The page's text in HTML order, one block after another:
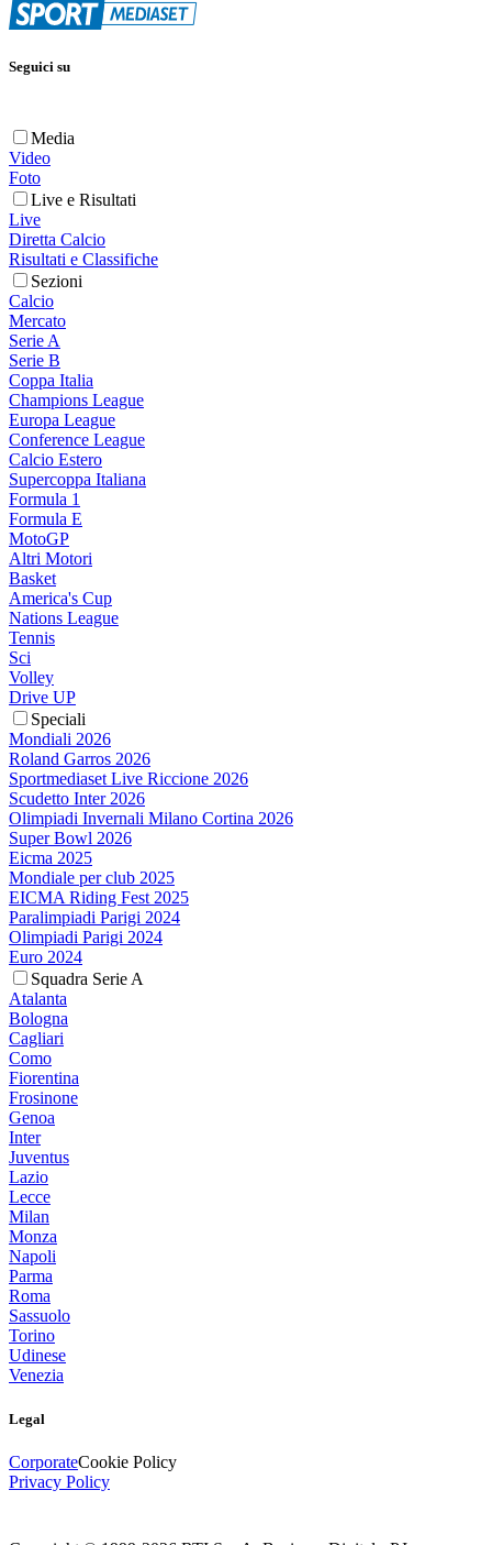
Seguici su
Media
Video
Foto
Live e Risultati
Live
Diretta Calcio
Risultati e Classifiche
Sezioni
Calcio
Mercato
Serie A
Serie B
Coppa Italia
Champions League
Europa League
Conference League
Calcio Estero
Supercoppa Italiana
Formula 1
Formula E
MotoGP
Altri Motori
Basket
America's Cup
Nations League
Tennis
Sci
Volley
Drive UP
Speciali
Mondiali 2026
Roland Garros 2026
Sportmediaset Live Riccione 2026
Scudetto Inter 2026
Olimpiadi Invernali Milano Cortina 2026
Super Bowl 2026
Eicma 2025
Mondiale per club 2025
EICMA Riding Fest 2025
Paralimpiadi Parigi 2024
Olimpiadi Parigi 2024
Euro 2024
Squadra Serie A
Atalanta
Bologna
Cagliari
Como
Fiorentina
Frosinone
Genoa
Inter
Juventus
Lazio
Lecce
Milan
Monza
Napoli
Parma
Roma
Sassuolo
Torino
Udinese
Venezia
Legal
CorporateCookie Policy
Privacy Policy